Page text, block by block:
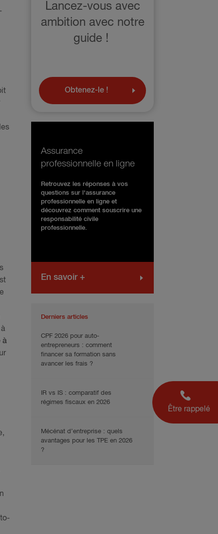
Être rappelé
à
Lancez-vous avec
ambition avec notre
guide !
Obtenez-le !
Assurance
professionnelle en ligne
Retrouvez les réponses à vos
questions sur l'assurance
professionnelle en ligne et
découvrez comment souscrire une
responsabilité civile
professionnelle.
En savoir +
Derniers articles
CPF 2026 pour auto-
entrepreneurs : comment
financer sa formation sans
avancer les frais ?
IR vs IS : comparatif des
régimes fiscaux en 2026
Mécénat d’entreprise : quels
avantages pour les TPE en 2026
?